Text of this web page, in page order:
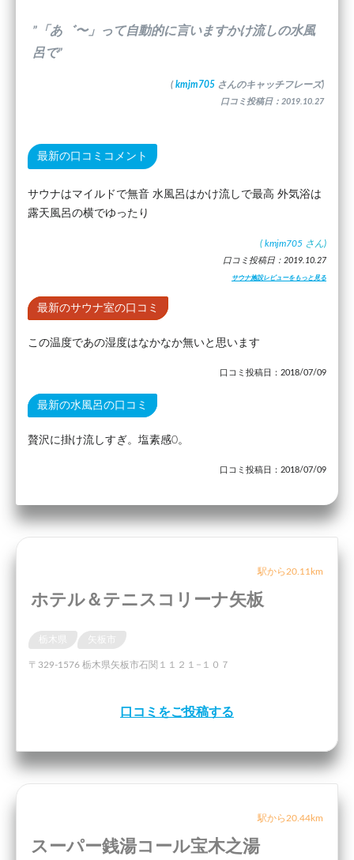
”「あ゛〜」って自動的に言いますかけ流しの水風
呂で”
( kmjm705 さんのキャッチフレーズ)
口コミ投稿日：2019.10.27
最新の口コミコメント
サウナはマイルドで無音 水風呂はかけ流しで最高 外気浴は
露天風呂の横でゆったり
( kmjm705 さん)
口コミ投稿日：2019.10.27
サウナ施設レビューをもっと見る
最新のサウナ室の口コミ
この温度であの湿度はなかなか無いと思います
口コミ投稿日：2018/07/09
最新の水風呂の口コミ
贅沢に掛け流しすぎ。塩素感0。
口コミ投稿日：2018/07/09
駅から20.11km
ホテル＆テニスコリーナ矢板
〒329-1576 栃木県矢板市石関１１２１−１０７
口コミをご投稿する
駅から20.44km
スーパー銭湯コール宝木之湯